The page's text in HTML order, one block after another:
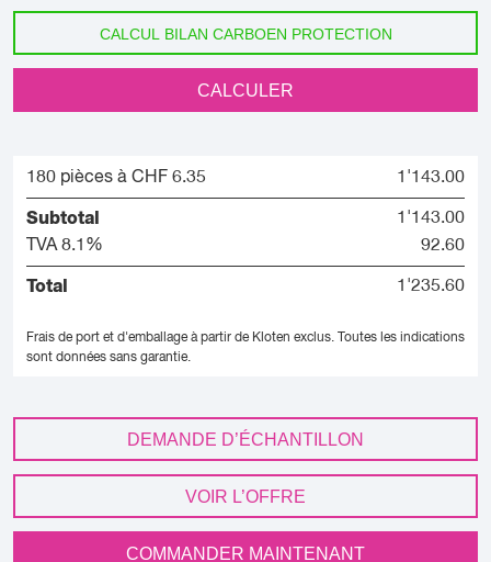
CALCUL BILAN CARBOEN PROTECTION
CALCULER
180 pièces à CHF 6.35 1'143.00
Subtotal
1'143.00
TVA 8.1%
92.60
Total 1'235.60
Frais de port et d'emballage à partir de Kloten exclus.
Toutes les indications
sont données sans garantie.
DEMANDE D’ÉCHANTILLON
VOIR L’OFFRE
COMMANDER MAINTENANT